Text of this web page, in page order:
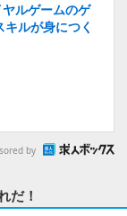
ルゲームのゲ
ルが身につく
by
だ！